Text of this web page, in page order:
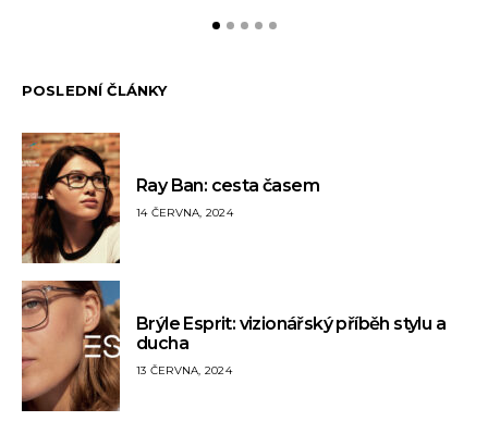
POSLEDNÍ ČLÁNKY
Ray Ban: cesta časem
14 ČERVNA, 2024
Brýle Esprit: vizionářský příběh stylu a
ducha
13 ČERVNA, 2024